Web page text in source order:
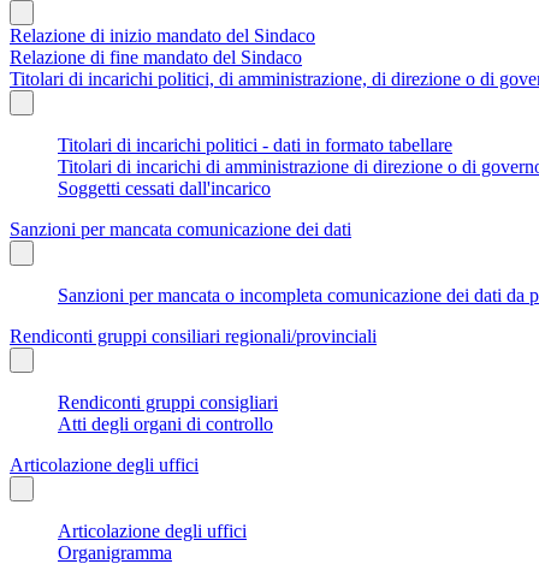
Relazione di inizio mandato del Sindaco
Relazione di fine mandato del Sindaco
Titolari di incarichi politici, di amministrazione, di direzione o di
Titolari di incarichi politici - dati in formato tabellare
Titolari di incarichi di amministrazione di direzione o di
Soggetti cessati dall'incarico
Sanzioni per mancata comunicazione dei dati
Sanzioni per mancata o incompleta comunicazione dei dati
Rendiconti gruppi consiliari regionali/provinciali
Rendiconti gruppi consigliari
Atti degli organi di controllo
Articolazione degli uffici
Articolazione degli uffici
Organigramma